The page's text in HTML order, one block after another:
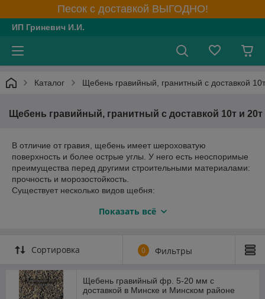
Песок с доставкой ВЫГОДНО!
ИП Гриневич И.И.
Каталог Щебень гравийный, гранитный с доставкой
Щебень гравийный, гранитный с доставкой 10т и 20т
В отличие от гравия, щебень имеет шероховатую
поверхность и более острые углы. У него есть неоспоримые
преимущества перед другими строительными материалами:
прочность и морозостойкость.
Существует несколько видов щебня:
высокопрочного бетона;
котловане, в дорожном строительстве;
— известняковый щебень также применяется в дорожном
строительстве;
— вторичный щебень – тот, что получается после дробления
бетона, кирпича, асфальта.
Показать всё
Сортировка 0 Фильтры
Щебень гравийный фр. 5-20 мм с
доставкой в Минске и Минском районе